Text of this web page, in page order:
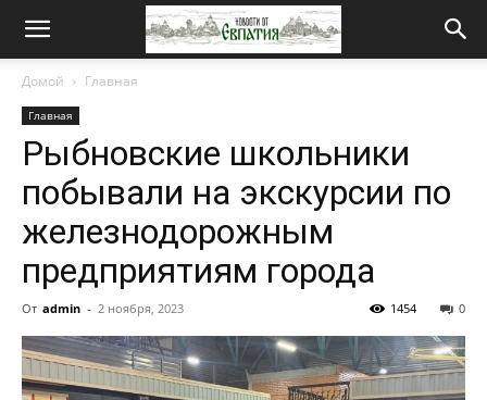
Новости
Домой Главная
Главная
Рыбновские школьники
побывали на экскурсии по
железнодорожным
предприятиям города
От admin - 2 ноября, 2023 0
1454